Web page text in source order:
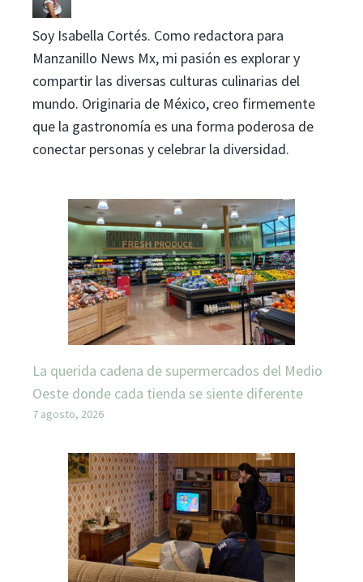
Soy Isabella Cortés. Como redactora para
Manzanillo News Mx, mi pasión es explorar y
compartir las diversas culturas culinarias del
mundo. Originaria de México, creo firmemente
que la gastronomía es una forma poderosa de
conectar personas y celebrar la diversidad.
La querida cadena de supermercados del Medio
Oeste donde cada tienda se siente diferente
7 agosto, 2026